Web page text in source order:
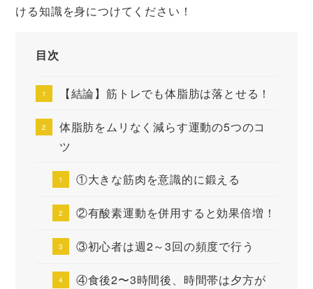
ける知識を身につけてください！
目次
【結論】筋トレでも体脂肪は落とせる！
体脂肪をムリなく減らす運動の5つのコ
ツ
①大きな筋肉を意識的に鍛える
②有酸素運動を併用すると効果倍増！
③初心者は週2～3回の頻度で行う
④食後2〜3時間後、時間帯は夕方が